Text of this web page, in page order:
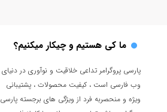
ما کی هستیم و چیکار میکنیم؟
پارسی پروگرامر تداعی خلاقیت و نوآوری در دنیای
وب فارسی است ، کیفیت محصولات ، پشتیبانی
ویژه و منحصربه فرد از ویژگی های برجسته پارسی